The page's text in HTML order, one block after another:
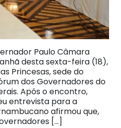
Paulo Câmara
desta sexta-feira (18),
Princesas, sede do
dos Governadores do
Após o encontro,
entrevista para a
afirmou que,
[…]